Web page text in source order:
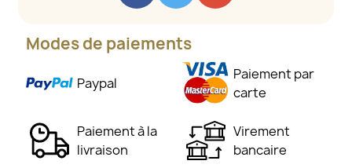
Modes de paiements
Paypal
Paiement par
carte
Paiement à la
livraison
Virement
bancaire